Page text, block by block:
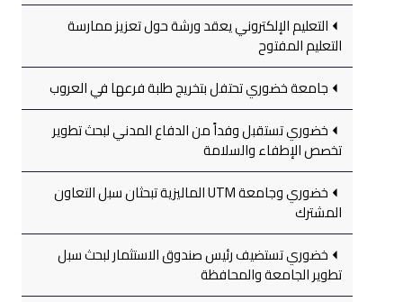
التعليم الإلكتروني يعقد ورشة حول تعزيز ممارسة
التعليم المفتوح
جامعة خضوري تحتفل بتخريج طلبة فرعها في العروب
خضوري تستقبل وفداً من الدفاع المدني لبحث تطوير
تخصص الإطفاء والسلامة
خضوري وجامعة UTM الماليزية تبحثان سبل التعاون
المشترك
خضوري تستضيف رئيس صندوق الاستثمار لبحث سبل
تطوير الجامعة والمحافظة